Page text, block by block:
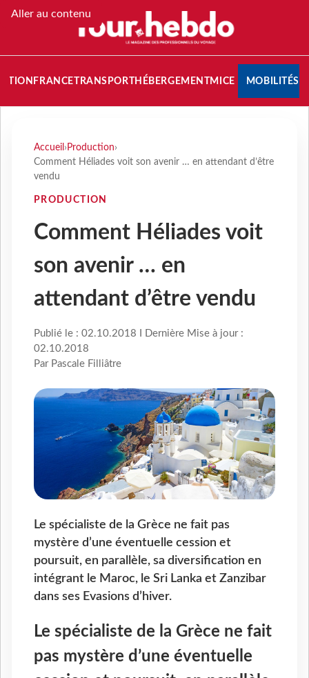
Aller au contenu
FRANCETRANSPORT HÉBERGEMENTMICE MOBILITÉS
Accueil › Production›
Comment Héliades voit son avenir … en attendant d’être
vendu
PRODUCTION
Comment Héliades voit
son avenir … en
attendant d’être vendu
Publié le : 02.10.2018 I Dernière Mise à jour :
02.10.2018
Par Pascale Filliâtre
Le spécialiste de la Grèce ne fait pas
mystère d’une éventuelle cession et
poursuit, en parallèle, sa diversification en
intégrant le Maroc, le Sri Lanka et Zanzibar
dans ses Evasions d’hiver.
Le spécialiste de la Grèce ne fait
pas mystère d’une éventuelle